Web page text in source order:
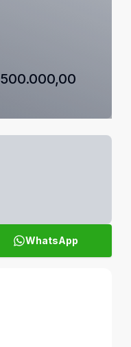
WhatsApp